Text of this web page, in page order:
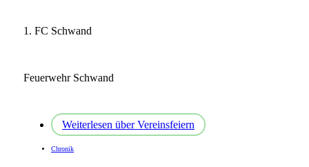
1. FC Schwand
Feuerwehr Schwand
Weiterlesen über Vereinsfeiern
Chronik